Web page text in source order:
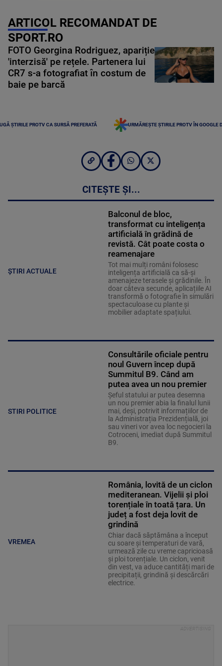
ARTICOL RECOMANDAT DE
SPORT.RO
FOTO Georgina Rodriguez, apariție
'interzisă' pe rețele. Partenera lui
CR7 s-a fotografiat în costum de
baie pe barcă
ȘTIRILE PROTV CA SURSĂ PREFERATĂ URMĂREȘTE ȘTIRILE PROTV ÎN GOOGLE
CITEȘTE ȘI...
ȘTIRI ACTUALE
Balconul de bloc,
transformat cu inteligența
artificială în grădină de
revistă. Cât poate costa o
reamenajare
Tot mai mulți români folosesc
inteligența artificială ca să-și
amenajeze terasele și grădinile. În
doar câteva secunde, aplicațiile AI
transformă o fotografie în simulări
spectaculoase cu plante și
mobilier adaptate spațiului.
STIRI POLITICE
Consultările oficiale pentru
noul Guvern încep după
Summitul B9. Când am
putea avea un nou premier
Șeful statului ar putea desemna
un nou premier abia la finalul lunii
mai, deși, potrivit informațiilor de
la Administrația Prezidențială, joi
sau vineri vor avea loc negocieri la
Cotroceni, imediat după Summitul
B9.
VREMEA
România, lovită de un ciclon
mediteranean. Vijelii și ploi
torențiale în toată țara. Un
județ a fost deja lovit de
grindină
Chiar dacă săptămâna a început
cu soare și temperaturi de vară,
urmează zile cu vreme capricioasă
și ploi torențiale. Un ciclon, venit
din vest, va aduce cantități mari de
precipitații, grindină și descărcări
electrice.